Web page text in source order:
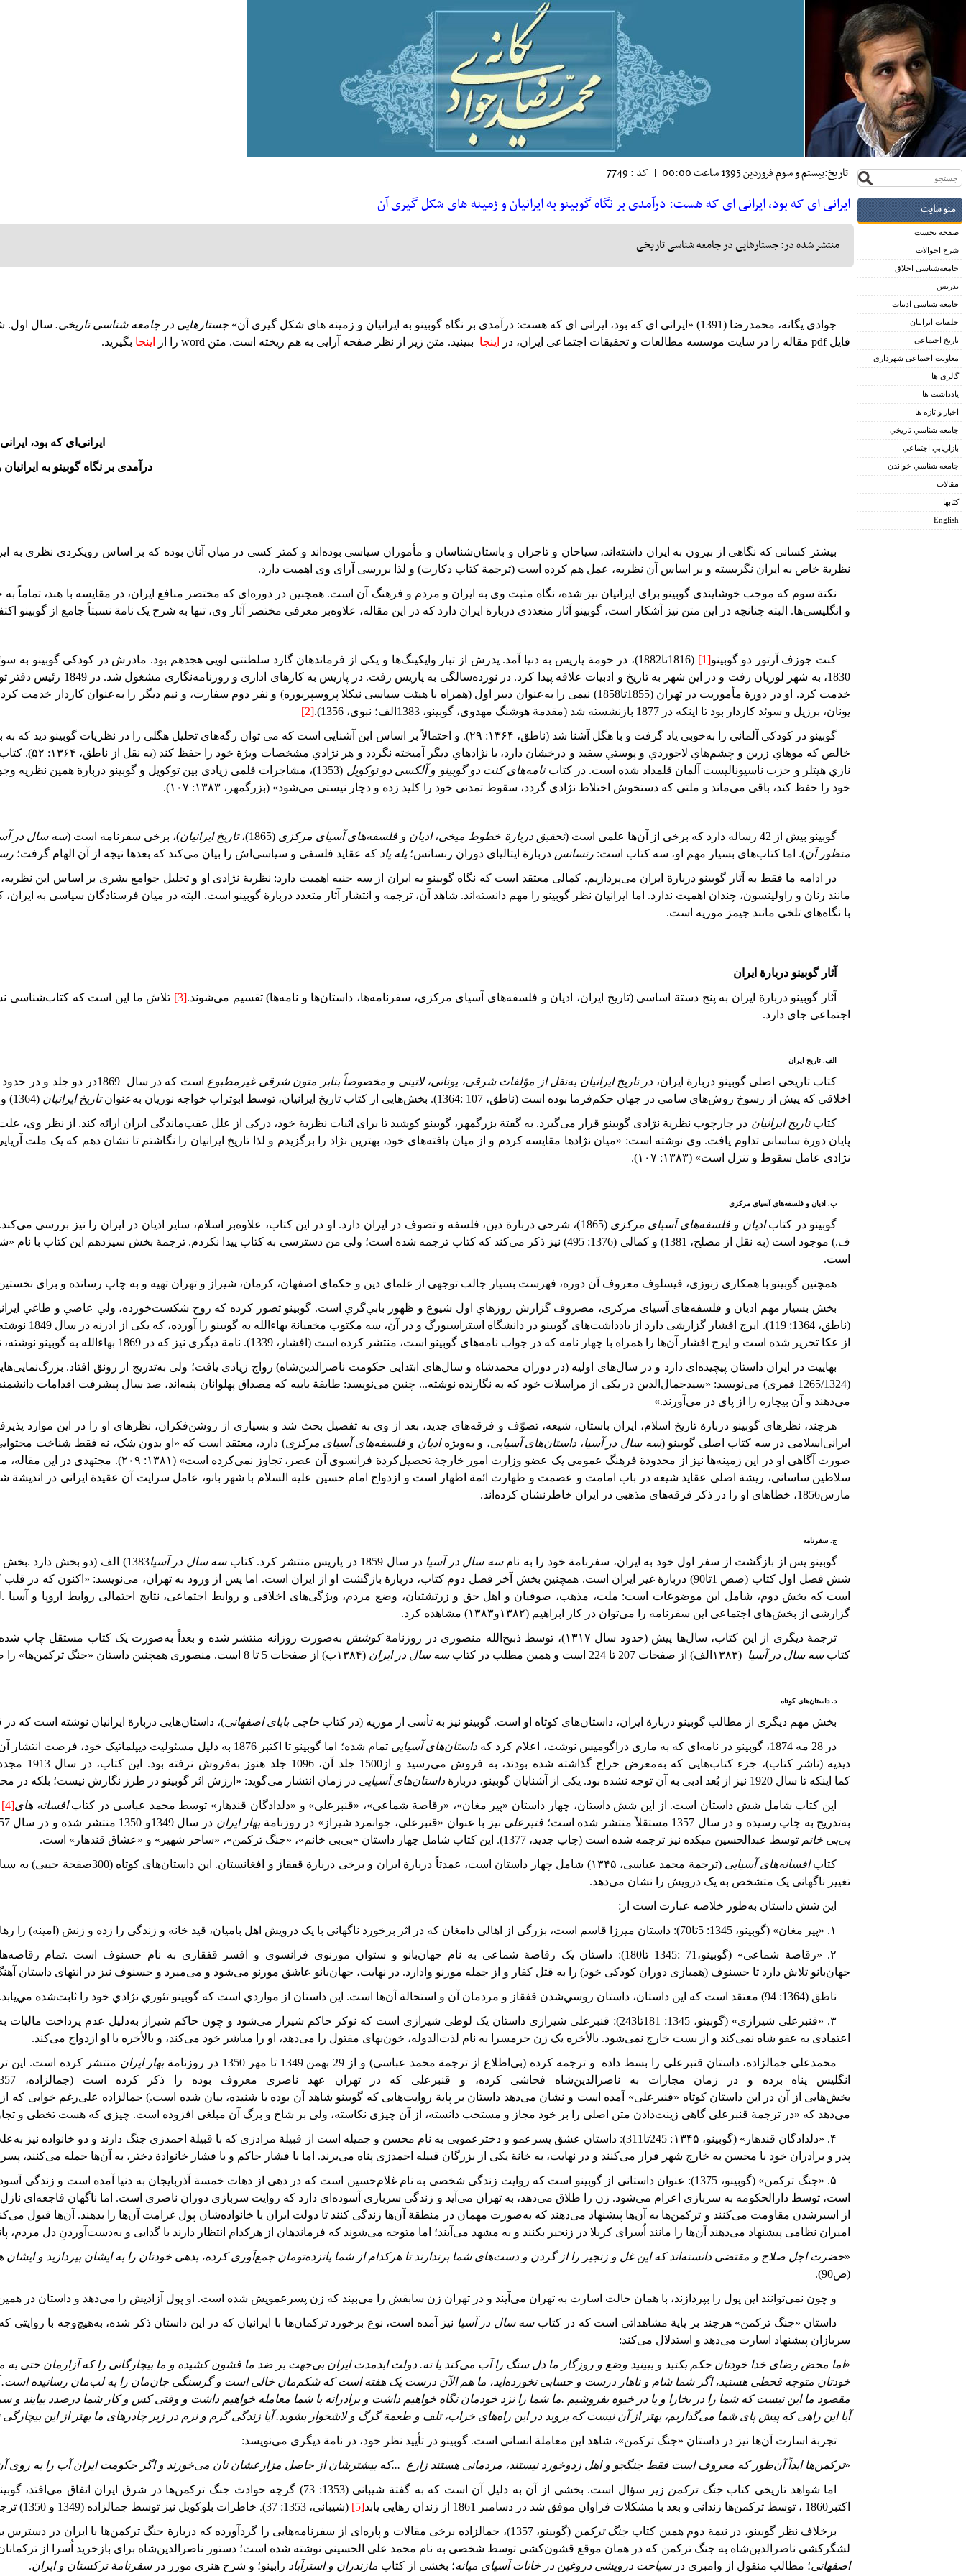
منو سایت
صفحه نخست
شرح احوالات
جامعه‌شناسی اخلاق
تدریس
جامعه شناسی ادبیات
خلقیات ایرانیان
تاریخ اجتماعی
معاونت اجتماعی شهرداری
گالری ها
يادداشت ها
اخبار و تازه ها
جامعه شناسي تاريخي
بازاريابي اجتماعي
جامعه شناسي خواندن
مقالات
کتابها
English
تاريخ:بيستم و سوم فروردين 1395 ساعت 00:00 | کد : 7749
ایرانی ای که بود، ایرانی ای که هست: درآمدی بر نگاه گوبینو به ایرانیان و زمینه های شکل گیری آن
منتشر شده در: جستارهایی در جامعه شناسی تاریخی
جوادی یگانه، محمدرضا (1391) «ایرانی ای که بود، ایرانی ای که هست: درآمدی بر نگاه گوبینو به ایرانیان و زمینه های شکل گیری آن» جستارهایی در جامعه شناسی تاریخی. سال اول.
فایل pdf مقاله را در سایت موسسه مطالعات و تحقیقات اجتماعی ایران، در
اینجا ببینید. متن زیر از نظر صفحه آرایی به هم ریخته است. متن word را از اینجا بگیرید.
ایرانی‌ای که بود،
درآمدی بر نگاه گوبینو به
بیشتر کسانی که نگاهی از بیرون به ایران داشته‌اند، سیاحان و تاجران و باستان‌شناسان و مأموران سیاسی بوده‌اند و کمتر کسی در میان آنان بوده که بر اساس رویکردی نظری به
نظریة خاص به ایران نگریسته و بر اساس آن نظریه، عمل هم کرده است (ترجمة کتاب دکارت) و لذا بررسی آرای وی اهمیت دارد.
نکتة سوم که موجب خوشایندی گوبینو برای ایرانیان نیز شده، نگاه مثبت وی به ایران و مردم و فرهنگ آن است. همچنین در دوره‌ای که مختصر منافع ایران، در مقایسه با هند،
و انگلیسی‌ها. البته چنانچه در این متن نیز آشکار است، گوبینو آثار متعددی در‌بارة ایران دارد که در این مقاله، علاوه‌بر معرفی مختصر آثار وی، تنها به شرح یک نامة نسبتاً جامع از گوبینو
کنت جوزف آرتور دو گوبینو[1]
(
1816تا1882)، در حومة پاریس به دنیا آمد. پدرش از تبار وایکینگ‌ها و یکی از فرماندهان گارد سلطنتی لویی هجدهم بود. مادرش در کودکی
1830، به شهر لوریان رفت و در این شهر به تاریخ و ادبیات علاقه پیدا کرد. در نوزده‌سالگی به پاریس رفت. در پاریس به کارهای اداری و روزنامه‌نگاری مشغول شد. در1849 رئیس دفتر
خدمت کرد. او در دورة مأموریت در تهران (1855تا1858) نیمی را به‌عنوان دبیر اول (همراه با هیئت سیاسی نیکلا پروسپربوره) و نفر دوم سفارت، و نیم دیگر را به‌عنوان کاردار خدمت
یونان، برزیل و سوئد کاردار بود تا اینکه در 1877 بازنشسته شد (مقدمة هوشنگ مهدوی، گوبینو، 1383 الف؛ نبوی، 1356
).
[2]
گوبینو در كودكي آلماني را به‌خوبي ياد گرفت و با هگل آشنا شد (ناطق، ۱۳۶۴: ۲۹). و احتمالاً بر اساس این آشنایی است که می
خالص كه موهاي زرين و چشم‌هاي لاجوردي و پوستي سفيد و درخشان دارد، با نژادهاي ديگر آميخته نگردد و هر نژادي مشخصات ويژة خود را حفظ كند (به نقل از ناطق، ۱۳۶۴: ۵۲). كتاب
نازي هيتلر و حزب ناسيوناليست آلمان قلمداد شده است. در کتابنامه‌های کنت دو گوبینو و آلکسی دو توکویل (
1353)، مشاجرات قلمی زیادی بین توکویل و گوبینو دربارة همین نظریه
خود را حفظ کند، باقی می‌ماند و ملتی که دستخوش اختلاط نژادی گردد، سقوط تمدنی خود را کلید زده و دچار نیستی می‌شود» (بزرگمهر، ۱۳۸۳: ۱۰۷).
گوبینو بیش از 42رساله دارد که برخی از آن‌ها علمی است (تحقیق دربارة خطوط میخی،ادیان و فلسفه‌های آسیای مرکزی (
1865)،تاریخ ایرانیان)، برخی سفرنامه است (سه سال در
منظور آن). اما کتاب‌های بسیار مهم او، سه کتاب است: رنسانس در‌بارة ایتالیای دوران رنسانس؛پله یاد که عقاید فلسفی و سیاسی‌اش را بیان می‌کند که بعدها نیچه از آن الهام گرفت؛
در ادامه ما فقط به آثار گوبینو دربارة ایران می‌پردازیم. کمالی معتقد است که نگاه گوبینو به ایران از سه جنبه اهمیت دارد: نظریة نژادی او و تحلیل جوامع بشری بر اساس این
مانند رنان و راولینسون، چندان اهمیت ندارد. اما ایرانیان نظر گوبینو را مهم دانسته‌اند. شاهد آن، ترجمه و انتشار آثار متعدد در‌بارة گوبینو است. البته در میان فرستادگان سیاسی
با نگاه‌های تلخی مانند جیمز موریه است.
آثار گوبینو در بارة ایران
آثار گوبینو دربارة ایران به پنج دستة اساسی (تاریخ ایران، ادیان و فلسفه‌های آسیای مرکزی، سفرنامه‌ها، داستان‌ها و نامه‌ها) تقسیم می‌شوند.[3] تلاش ما این است که کتاب‌شناسی
اجتماعی جای دارد.
الف. تاریخ ایران
کتاب تاریخی اصلی گوبینو دربارة ایران، در تاریخ ایرانیان به‌نقل از مؤلفات شرقی، یونانی، لاتینی و مخصوصاً بنابر متون شرقی غیرمطبوع است که در سال 1869در دو جلد و در
اخلاقي كه پيش از رسوخ روش‌هاي سامي در جهان حكم‌فرما بوده است (ناطق، 1364: 107). بخش‌هایی از کتاب تاریخ ایرانیان، توسط ابوتراب خواجه نوریان به‌عنوانتاریخ ایرانیان (
1364) و
کتابتاریخ ایرانیان در چارچوب نظریة نژادی گوبینو قرار می‌گیرد. به گفتة بزرگمهر، گوبینو کوشید تا برای اثبات نظریة خود، درکی از علل عقب‌ماندگی ایران ارائه کند. از نظر
پایان دورة ساسانی تداوم یافت. وی نوشته است: «میان نژادها مقایسه کردم و از میان یافته‌های خود، بهترین نژاد را برگزیدم و لذا تاریخ ایرانیان را نگاشتم تا نشان دهم که یک
نژادی عامل سقوط و تنزل‌ است» (۱۳۸۳: ۱۰۷).
ب. ادیان و فلسفه‌های آسیای مرکزی
گوبینو در کتابادیان و فلسفه‌های آسیای مرکزی (
1865)، شرحی دربارة دین، فلسفه و تصوف در ایران دارد. او در این کتاب، علاوه‌بر اسلام، سایر ادیان در ایران را نیز بررسی
ف.) موجود است (به نقل از مصلح، 1381) و کمالی (1376
:
495) نیز ذکر می‌کند که کتاب ترجمه شده است؛ ولی من دسترسی به کتاب پیدا نکردم. ترجمة بخش سیزدهم این کتاب با نام «شکوه تعزیه در ایران» توسط اولی‌پور (گوبینو، ۱۳۷۴ و ۱۳۷۵)
است.
همچنین گوبینو با همکاری زنوزی، فیسلوف معروف آن دوره، فهرست بسیار جالب توجهی از علمای دین و حکمای اصفهان، کرمان، شیراز و تهران تهیه و به چاپ رسانده و برای
بخش بسيار مهم ادیان و فلسفه‌های آسیای مرکزی، مصروف گزارش روزهاي اول شيوع و ظهور بابي‌گري است. گوبينو تصور كرده كه روح شكست‌خورده، ولي عاصي و طاغي ايرانيان
(ناطق،‏ 1364: 119).
ایرج افشار گزارشی دارد از یادداشت‌های گوبینو در دانشگاه استراسبورگ و در آن، سه مکتوب مخفیانة بهاء‌الله به گوبینو را آورده، که یکی از ادرنه در سال 1849
از عکا تحریر شده است و ایرج افشار آن‌ها را همراه با چهار نامه که در جواب نامه‌های گوبینو است، منتشر کرده است (افشار، 1339). نامة
دیگری نیز که در 1869 بهاءالله به گوبینو نوشته، توسط جمالزاده (1340ب: 63) منتشر شده است. بخش‌های
بهاییت در ایران داستان پیچیده‌ای دارد و در سال‌های اولیه (در دوران محمدشاه و سال‌های ابتدایی حکومت ناصرالدین‌شاه) رواج زیادی یافت؛ ولی به‌تدریج از رونق افتاد.
(
1265/1324 قمری) می‌نویسد: «سید‌جمال‌الدین در یکی از مراسلات خود که به نگارنده نوشته... چنین می‌نویسد: طایفة بابیه که مصداق پهلوانان پنبه‌اند، صد سال پیشرفت اقدامات
می‌دهند و آن بیچاره را از پای در می‌آورند.»
هرچند، نظرهای گوبینو دربارة تاریخ اسلام، ایران باستان، شیعه، تصوّف و فرقه‌های جدید، بعد از وی به تفصیل بحث شد و بسیاری از روشن‌فکران، نظرهای او را در این موارد پذیرفتند
ایرانی‌اسلامی در سه کتاب اصلی گوبینو (سه سال در آسیا، داستانهای آسیایی، و به‌ویژهادیان و فلسفههای آسیای مرکزی) دارد، معتقد است که «او بدون شک، نه فقط شناخت
صورت آگاهی او در این زمینه‌ها نیز از محدودة فرهنگ عمومی یک عضو وزارت امور خارجة تحصیل‌کردة فرانسوی آن عصر، تجاوز نمی‌کرده است» (۱۳۸۱: ۲۰۹). م
جتهدی در این مقاله،
سلاطين ساسانى، ريشة اصلى عقاید شيعه در باب امامت و عصمت و طهارت ائمة اطهار است و ازدواج امام حسين عليه السلام با شهر بانو، عامل سرايت آن عقيدة ايرانى در انديشة
مارس1856، خطاهای او را در ذکر فرقه‌های مذهبی در ایران خاطر‌نشان کرده‌اند.
ج. سفرنامه
گوبینو پس از بازگشت از سفر اول خود به ایران، سفرنامة خود را به نامسه سال در آسیا در سال 1859در پاریس منتشر کرد. کتابسه سال در آسیا(1383 الف )دو بخش دارد .بخش
شش فصل اول کتاب (صص 1تا
90
) دربارة غیر ایران است. همچنین بخش آخر فصل دوم کتاب، در‌بارة بازگشت او از ایران است. اما پس از ورود به تهران، می‌نویسد: «اکنون که در قلب
است که بخش دوم، شامل این موضوعات است: ملت، مذهب، صوفیان و اهل حق و زرتشتیان، وضع مردم، ویژگی‌های
اخلاقی و روابط اجتماعی، نتایج احتمالی روابط اروپا و آسیا .
گزارشی از بخش‌های اجتماعی این سفرنامه را می‌توان در کار
ابراهیم (۱۳۸۲و۱۳۸۳) مشاهده کرد.
ترجمة دیگری از این کتاب، سال‌ها پیش (حدود سال ۱۳۱۷)، توسط ذبیح‌الله منصوری در روزنامةکوشش به‌صورت روزانه منتشر شده و بعداً به‌صورت یک کتاب مستقل چاپ
کتاب سه سال در آسیا (۱۳۸۳الف) از صفحات 207 تا 224 است و همین مطلب در کتاب سه سال در ایران (۱۳۸۴ب) از صفحات 5 تا 8 است. منصوری همچنین داستان «جنگ ترکمن‌ها» را
د. داستان‌های کوتاه
بخش مهم دیگری از مطالب گوبینو دربارة ایران، داستان‌های کوتاه او است. گوبینو نیز به تأسی از موریه (در کتاب حاجی بابای اصفهانی)، داستان‌هایی دربارة ایرانیان نوشته است که
در28 مه1874، گوبینو در نامه‌ای که به ماری دراگومیس ‌نوشت، اعلام کرد کهداستان‌های‌ آسیایی تمام شده؛ اما گوبینو تا اکتبر1876 به دلیل مسئولیت دیپلماتیک خود، فرصت انتشار
دیدیه (ناشر کتاب)، جزء کتاب‌هایی که به‌معرض حراج گذاشته شده بودند، به فروش می‌رسید و
از 1500 ‌جلد آن، 1096 جلد هنوز به‌فروش نرفته بود. این کتاب، در سال 1913
کما اینکه تا سال 1920 نیز از بُعد ادبی به آن توجه نشده بود. یکی از آشنایان گوبینو، دربارة داستانهای آسیایی در زمان انتشار می‌گوید: «ارزش اثر گوبینو در طرز نگارش نیست؛ بلکه در
این کتاب شامل شش داستان است. از این شش داستان، چهار داستان «پیر مغان»، «رقاصة شماعی»، «قنبرعلی» و «دلدادگان قندهار» توسط محمد عباسی در کتابافسانه های[4]
به‌تدریج به چاپ رسیده و در سال 1357 مستقلاً منتشر شده است؛ قنبرعلی نیز با عنوان «قنبرعلی، جوانمرد شیراز» در روزنامة بهار ایران در سال 1349و 1350 منتشر شده و در سال
بی‌بی خانم توسط عبدالحسین میکده نیز ترجمه شده است (چاپ جدید، 1377). این کتاب شامل چهار داستان «بی‌بی خانم»، «جنگ ترکمن»، «ساحر شهیر» و «عشاق قندهار» است.
کتابافسانه‌های آسیایی (ترجمة محمد عباسی، ۱۳۴۵) شامل چهار داستان است، عمدتاً دربارة ایران و برخی دربارة قفقاز و افغانستان. این داستان‌های کوتاه (
300‌صفحة جیبی) به
تغییر ناگهانی یک متشخص به یک درویش را نشان می‌دهد.
این شش داستان به‌طور خلاصه عبارت است از:
۱. «پیر مغان» (گوبینو، 1345: 5تا
70): داستان میرزا قاسم است، بزرگی از اهالی دامغان که در اثر برخورد ناگهانی با یک درویش اهل بامیان، قید خانه و زندگی را زده و زنش (امینه) را
۲. «رقاصة
شماعی» (گوبینو، 1345: 71 تا180): داستان یک رقاصة شماعی به نام جهان‌بانو و ستوان مورنوی فرانسوی و افسر قفقازی به نام حسنوف است .تمام
جهان‌بانو تلاش دارد تا حسنوف (همبازی دوران کودکی خود) را به قتل کفار و از جمله مورنو وادارد. در نهایت، جهان‌بانو عاشق مورنو می‌شود و می‌میرد و حسنوف نیز در انتهای داستان
ناطق (1364: 94) معتقد است که
این داستان، داستان روسي‌شدن قفقاز و مردمان آن و استحالة آن‌ها است. اين داستان از مواردي است كه گوبينو تئوري نژادي خود را ثابت‌شده
۳. «قنبرعلی
شیرازی» (گوبینو، 1345: 181تا 243): قنبرعلی شیرازی داستان یک لوطی شیرازی است که نوکر حاکم شیراز می‌شود و چون حاکم شیراز به‌دلیل عدم پرداخت مالیات
اعتمادی به عفو شاه نمی‌کند و از بست خارج نمی‌شود. بالأخره یک زن حرمسرا به نام لذت‌الدوله، خون‌بهای مقتول را می‌دهد، او را مباشر خود می‌کند، و بالأخره با او ازدواج می‌کند.
محمدعلی جمالزاده، داستان قنبرعلی را بسط داده و ترجمه کرده (بی‌اطلاع از ترجمة محمد عباسی) و از 29 بهمن 1349تا مهر 1350 در روزنامة بهار ایران
انگلیس پناه برده و در زمان مجازات
به ناصرالدین‌شاه فحاشی کرده، و قنبرعلی که در تهران عهد ناصری معروف بوده را ذکر کرده
است (جمالزاده، 1357: ۲۲تا۲۶
بخش‌هایی از آن در این داستان کوتاه «قنبرعلی» آمده است و نشان می‌دهد داستان بر پایة روایت‌هایی که گوبینو شاهد آن بوده یا شنیده، بیان شده است.) جمالزاده علی‌رغم خوابی که
می‌دهد که «در ترجمة قنبرعلی گاهی زینت‌دادن متن اصلی را بر خود مجاز و مستحب دانسته، از آن چیزی نکاسته، ولی بر شاخ و برگ آن مبلغی افزوده است. چیزی که هست تخطی و
۴. «دلدادگان
قندهار» (گوبینو، ۱۳۴۵: 245تا 311): داستان عشق پسرعمو و دختر‌عمویی به نام محسن و جمیله است از قبیلة مرادزی که با قبیلة احمدزی جنگ دارند و دو خانواده
پدر و برادران خود با محسن به خارج شهر فرار می‌کنند و در نهایت، به خانة یکی از بزرگان قبیله احمدزی پناه می‌برند. اما با فشار حاکم و با فشار خانوادة دختر، به آن‌ها حمله
۵. «جنگ ترکمن» (گوبینو،
1375): عنوان داستانی از گوبینو است که روایت زندگی شخصی به نام غلام‌حسین است که در دهی از دهات خمسة آذربایجان به دنیا آمده است و زندگی
است، توسط دارالحکومه به سربازی اعزام می‌شود. زن را طلاق می‌دهد، به تهران می‌آید و زندگی سربازی آسوده‌ای دارد که روایت سربازی دوران ناصری است. اما ناگهان فاجعه‌ای
از اسیر‌شدن مقاومت می‌کنند و ترکمن‌ها به آن‌ها پیشنهاد می‌دهند که به‌صورت مهمان در منطقة آن‌ها زندگی کنند تا دولت ایران یا خانواده‌شان پول غرامت آن‌ها را بدهند. آن‌ها قبول
امیران نظامی پیشنهاد می‌دهند آن‌ها را مانند اُسرای کربلا در زنجیر بکنند و به مشهد می‌آیند؛ اما متوجه می‌شوند که فرماندهان از هرکدام انتظار دارند با گدایی و به‌دست‌آوردنِ دل
«حضرت اجل صلاح و مقتضی دانستهاند که این غل و زنجیر را از گردن و دستهای شما برندارند تا هرکدام از شما پانزدهتومان جمعآوری کرده، بدهی خودتان را به ایشان بپردازید و ایشان
(ص90
).
و چون نمی‌توانند این پول را بپردازند، با همان حالت اسارت به تهران می‌آیند و در تهران زن سابقش را می‌بیند که زن پسرعمویش شده است. او پول آزادیش را می‌دهد و داستان در
داستان «جنگ ترکمن» هر‌چند بر پایة مشاهداتی است که در کتابسه سال در آسیا نیز آمده است، نوع برخورد ترکمان‌ها با ایرانیان که در این داستان ذکر شده، به‌هیچ‌وجه با
سربازان پیشنهاد اسارت می‌دهد و استدلال می‌کند:
«اما محض رضای خدا خودتان حکم بکنید و ببینید وضع و روزگار ما دل سنگ را آب میکند یا نه. دولت ابدمدت ایران بی‌جهت بر ضد ما قشون کشیده و ما بیچارگانی را که آزارمان حتی به
خودتان متوجه قحطی هستید، اگر شما شام و ناهار درست و حسابی نخوردهاید، ما هم الآن درست یک هفته است که شکممان خالی است و گرسنگی جانمان را به لبمان رسانیده‌است.
مقصود ما این نیست که شما را در بخارا و یا در خیوه بفروشیم .ما شما را نزد خودمان نگاه خواهیم داشت و برادرانه با شما معامله خواهیم داشت و وقتی کس و کار شما درصدد بیایند و
آیا این راهی که پیش پای شما میگذاریم، بهتر از آن نیست که بروید در این راههای خراب، تلف و طعمة گرگ و لاشخوار بشوید. آیا زندگی گرم و نرم در زیر چادرهای ما بهتر از این بیچارگی
تجربة اسارت آن‌ها نیز در داستان «جنگ ترکمن»، شاهد این معاملة انسانی است. گوبینو در تأیید نظر خود، در نامة دیگری می‌نویسد:
«ترکمنها ابداً آنطور که معروف است فقط جنگجو و اهل زدوخورد نیستند، مردمانی هستند زارع‌ ...که بیشترشان از حاصل مزارعشان نان میخورند و اگر حکومت‌ ایران آب را به روی
اما شواهد تاریخی کتاب جنگ ترکمن زیر سؤال است. بخشی از آن به دلیل آن است که به گفتة شیبانی (1353: 73) گرچه حوادث جنگ ترکمن‌ها در شرق ایران اتفاق می‌افتد،
اکتبر 1860 ، توسط ترکمن‌ها زندانی و بعد با مشکلات فراوان موفق شد در دسامبر 1861 از زندان رهایی یابد[5] (شیبانی، 1353: 37). خاطرات بلوکویل نیز توسط جمالزاده (1349 و 1350) ترجمه شده است.
برخلاف نظر گوبینو، در نیمة دوم همین کتاب جنگ ترکمن (گوبینو،1357)، جمالزاده برخی مقالات و پاره‌ای از سفرنامه‌هایی را گردآورده که در‌بارة جنگ ترکمن‌ها با ایران در
لشگرکشی ناصرالدین‌شاه به جنگ ترکمن که در همان موقع قشون‌کشی توسط شخصی به نام محمد علی الحسینی نوشته شده است؛ دستور ناصرالدین‌شاه برای بازخرید اُسرا از
اصفهانی؛ مطالب منقول از وامبری درسیاحت درویشی دروغین در خانات آسیای میانه؛ بخشی از کتاب مازندران و استرآباد رابینو؛ و شرح هنری موزر درسفرنامة ترکستان و ایران.